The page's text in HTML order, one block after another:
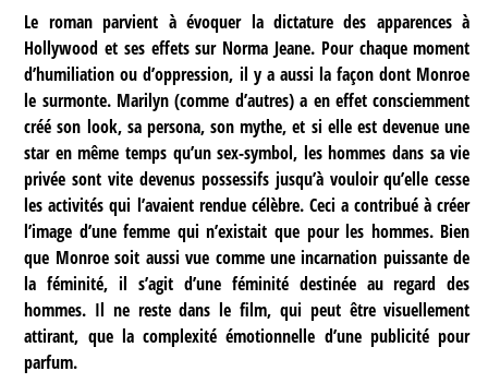
Le roman parvient à évoquer la dictature des apparences à
Hollywood et ses effets sur Norma Jeane. Pour chaque moment
d’humiliation ou d’oppression, il y a aussi la façon dont Monroe
le surmonte. Marilyn (comme d’autres) a en effet consciemment
créé son look, sa persona, son mythe, et si elle est devenue une
star en même temps qu’un sex-symbol, les hommes dans sa vie
privée sont vite devenus possessifs jusqu’à vouloir qu’elle cesse
les activités qui l’avaient rendue célèbre. Ceci a contribué à créer
l’image d’une femme qui n’existait que pour les hommes. Bien
que Monroe soit aussi vue comme une incarnation puissante de
la féminité, il s’agit d’une féminité destinée au regard des
hommes. Il ne reste dans le film, qui peut être visuellement
attirant, que la complexité émotionnelle d’une publicité pour
parfum.